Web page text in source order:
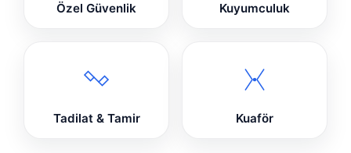
Özel Güvenlik Kuyumculuk
Tadilat & Tamir Kuaför